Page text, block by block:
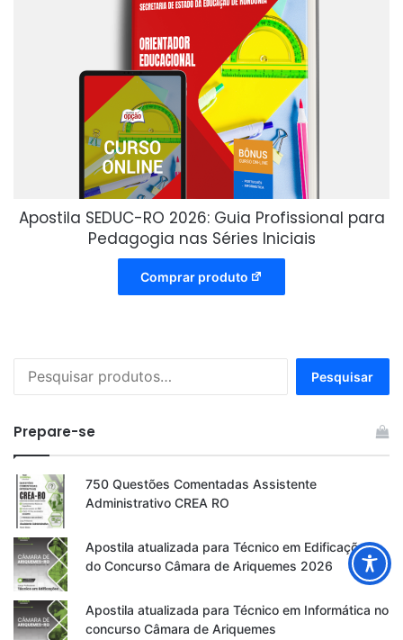
Apostila SEDUC-RO 2026: Guia Profissional para
Pedagogia nas Séries Iniciais
Comprar produto
por:
Pesquisar
Prepare-se
750 Questões Comentadas Assistente
Administrativo CREA RO
Apostila atualizada para Técnico em Edificações
do Concurso Câmara de Ariquemes 2026
Apostila atualizada para Técnico em Informática no
concurso Câmara de Ariquemes